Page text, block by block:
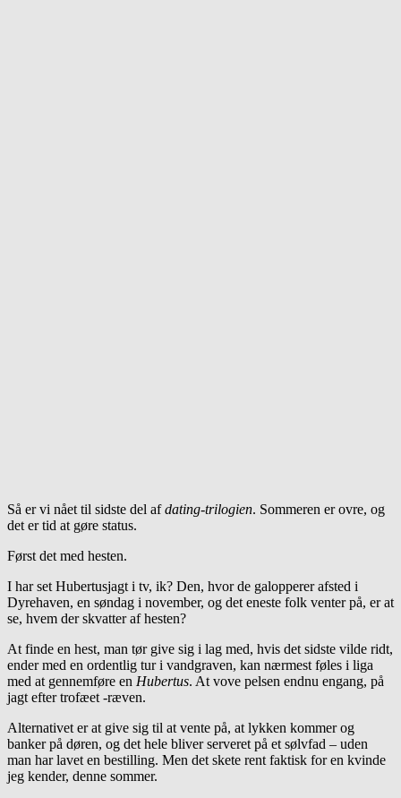
Så er vi nået til sidste del afdating-trilogien. Sommeren er ovre, og
det er tid at gøre status.
Først det med hesten.
I har set Hubertusjagt i tv, ik? Den, hvor de galopperer afsted i
Dyrehaven, en søndag i november, og det eneste folk venter på, er at
se, hvem der skvatter af hesten?
At finde en hest, man tør give sig i lag med, hvis det sidste vilde ridt,
ender med en ordentlig tur i vandgraven, kan nærmest føles i liga
med at gennemføre en Hubertus. At vove pelsen endnu engang, på
jagt efter trofæet -ræven.
Alternativet er at give sig til at vente på, at lykken kommer og
banker på døren, og det hele bliver serveret på et sølvfad – uden
man har lavet en bestilling. Men det skete rent faktisk for en kvinde
jeg kender, denne sommer.